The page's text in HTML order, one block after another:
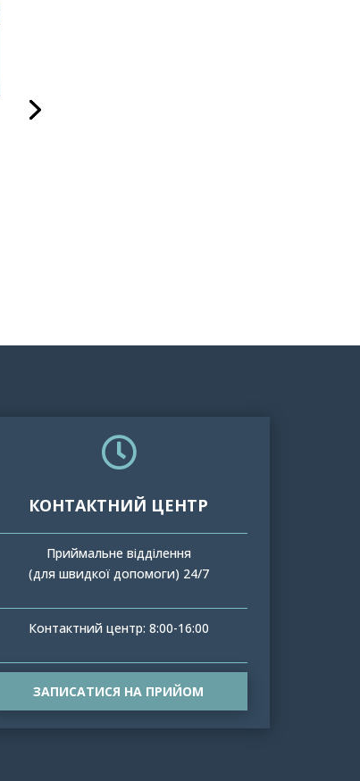

КОНТАКТНИЙ ЦЕНТР
Приймальне відділення
(для швидкої допомоги) 24/7
Контактний центр: 8:00-16:00
ЗАПИСАТИСЯ НА ПРИЙОМ